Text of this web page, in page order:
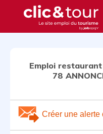
Emploi
78
Créer une alerte